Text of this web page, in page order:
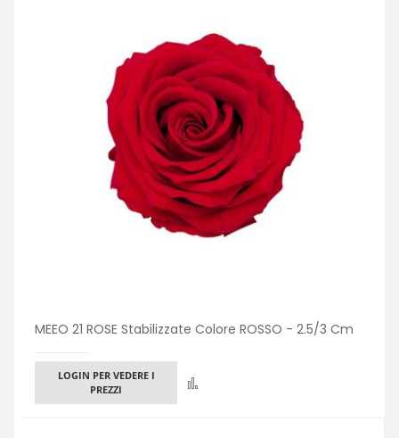
MEEO 21 ROSE Stabilizzate Colore ROSSO - 2.5/3 Cm
LOGIN PER VEDERE I
PREZZI